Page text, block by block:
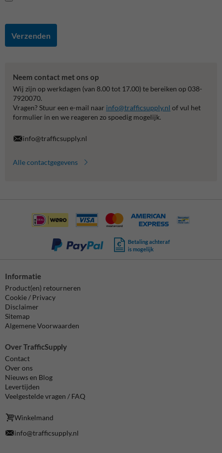
Verzenden
Neem contact met ons op
Wij zijn op werkdagen (van 8.00 tot 17.00) te bereiken op 038-
7920070.
Vragen? Stuur een e-mail naar info@trafficsupply.nl of vul het
formulier in en we reageren zo spoedig mogelijk.
info@trafficsupply.nl
Alle contactgegevens
Betaling achteraf
is mogelijk
Informatie
Product(en) retourneren
Cookie / Privacy
Disclaimer
Sitemap
Algemene Voorwaarden
Over TrafficSupply
Contact
Over ons
Nieuws en Blog
Levertijden
Veelgestelde vragen / FAQ
Winkelmand
info@trafficsupply.nl